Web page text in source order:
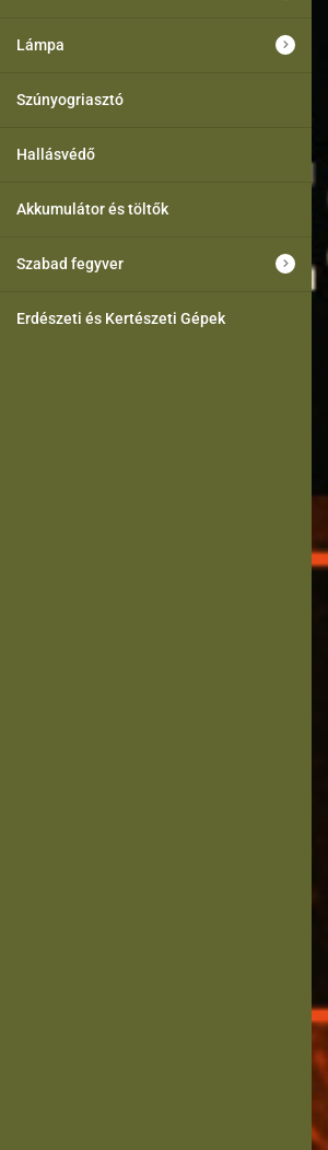
Lámpa
Szúnyogriasztó
Hallásvédő
Akkumulátor és töltők
Szabad fegyver
Erdészeti és Kertészeti Gépek